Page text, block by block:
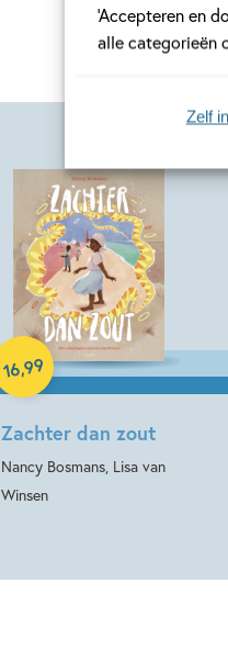
‘Accepteren en
alle categorieën
Zelf
Zachter dan zout
Nancy Bosmans, Lisa van
Winsen
16,99
Hardcover